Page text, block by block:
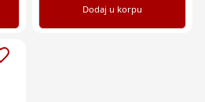
Dodaj u korpu